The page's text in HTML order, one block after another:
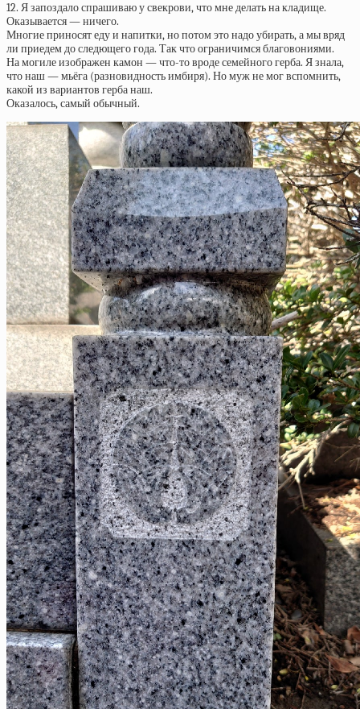
12. Я запоздало спрашиваю у свекрови, что мне делать на кладище.
Оказывается — ничего.
Многие приносят еду и напитки, но потом это надо убирать, а мы вряд
ли приедем до следющего года. Так что ограничимся благовониями.
На могиле изображен камон — что-то вроде семейного герба. Я знала,
что наш — мьёга (разновидность имбиря). Но муж не мог вспомнить,
какой из вариантов герба наш.
Оказалось, самый обычный.